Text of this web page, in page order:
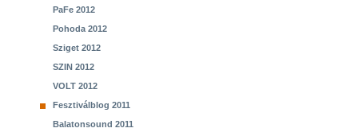
PaFe 2012
Pohoda 2012
Sziget 2012
SZIN 2012
VOLT 2012
Fesztiválblog 2011
Balatonsound 2011